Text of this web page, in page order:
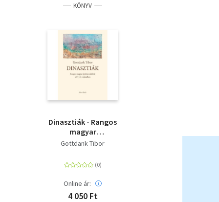
KÖNYV
Dinasztiák - Rangos
magyar
építészcsaládok a 17-
Gottdank Tibor
Online ár:
4 050 Ft